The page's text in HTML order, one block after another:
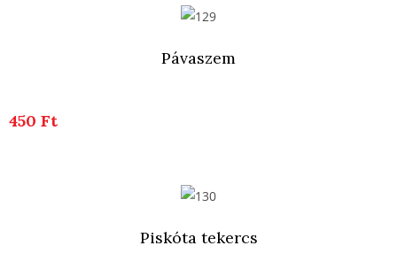
Pávaszem
450 Ft
Piskóta tekercs